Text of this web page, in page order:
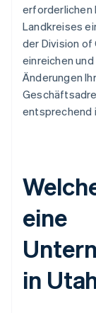
erforderlichen
Landkreises
der Division of
einreichen
Änderungen
entsprechend
eine
in